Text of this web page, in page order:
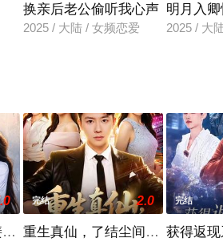
换亲后老公偷听我心声
2025 / 大陆 / 女频恋爱
明月入
2025 / 大
生
完结 2.0
重生真仙，了结尘间恩怨
完结
获得返